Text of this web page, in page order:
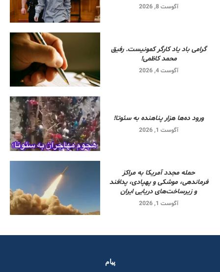
آگوست 8, 2026
گرامی باد یاد کارگر کمونیست. رفیق
محمد کاظمی!
آگوست 4, 2026
ورود ده‌ها هزار پناهنده به سئوتا!
آگوست 1, 2026
حمله مجدد آمریکا به مراکز
فرماندهی، موشکی و پهپادی، پدافند
و زیرساخت‌های دریایی ایران
آگوست 1, 2026
پیام